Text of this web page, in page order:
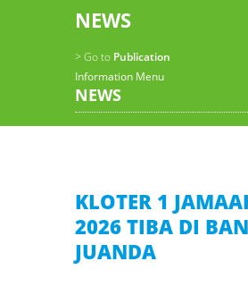
NEWS
> Go to Publication
Information Menu
NEWS
KLOTER 1
2026 TIBA DI
JUANDA